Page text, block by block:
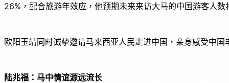
26%，配合旅游年效应，他预期未来来访大马的中国游客人数
欧阳玉靖同时诚挚邀请马来西亚人民走进中国，亲身感受中国
陆兆福：马中情谊源远流长